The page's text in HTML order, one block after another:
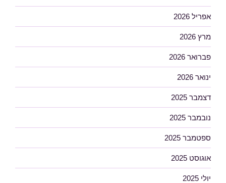
אפריל 2026
מרץ 2026
פברואר 2026
ינואר 2026
דצמבר 2025
נובמבר 2025
ספטמבר 2025
אוגוסט 2025
יולי 2025